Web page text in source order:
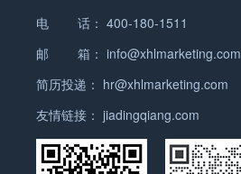
电 话： 400-180-1511
邮 箱： info@xhlmarketing.com
简历投递： hr@xhlmarketing.com
友情链接： jiadingqiang.com